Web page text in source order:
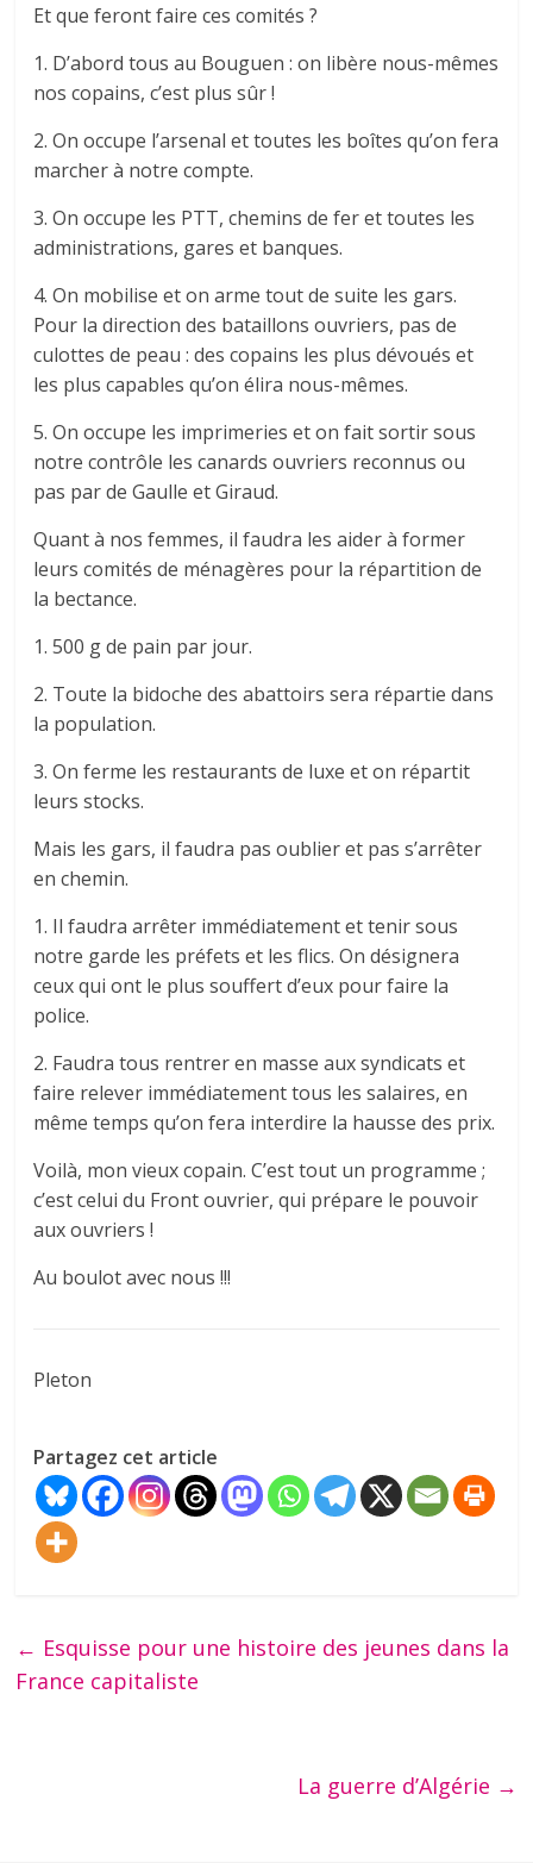
Et que feront faire ces comités ?
1. D’abord tous au Bouguen : on libère nous-mêmes
nos copains, c’est plus sûr !
2. On occupe l’arsenal et toutes les boîtes qu’on fera
marcher à notre compte.
3. On occupe les PTT, chemins de fer et toutes les
administrations, gares et banques.
4. On mobilise et on arme tout de suite les gars.
Pour la direction des bataillons ouvriers, pas de
culottes de peau : des copains les plus dévoués et
les plus capables qu’on élira nous-mêmes.
5. On occupe les imprimeries et on fait sortir sous
notre contrôle les canards ouvriers reconnus ou
pas par de Gaulle et Giraud.
Quant à nos femmes, il faudra les aider à former
leurs comités de ménagères pour la répartition de
la bectance.
1. 500 g de pain par jour.
2. Toute la bidoche des abattoirs sera répartie dans
la population.
3. On ferme les restaurants de luxe et on répartit
leurs stocks.
Mais les gars, il faudra pas oublier et pas s’arrêter
en chemin.
1. Il faudra arrêter immédiatement et tenir sous
notre garde les préfets et les flics. On désignera
ceux qui ont le plus souffert d’eux pour faire la
police.
2. Faudra tous rentrer en masse aux syndicats et
faire relever immédiatement tous les salaires, en
même temps qu’on fera interdire la hausse des prix.
Voilà, mon vieux copain. C’est tout un programme ;
c’est celui du Front ouvrier, qui prépare le pouvoir
aux ouvriers !
Au boulot avec nous !!!
Pleton
Partagez cet article
← Esquisse pour une histoire des jeunes dans la
France capitaliste
La guerre d’Algérie →